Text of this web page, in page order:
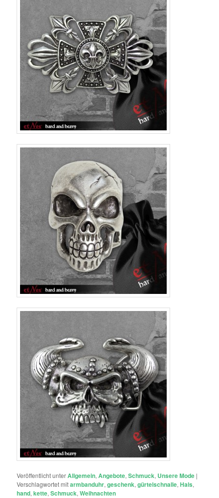
Veröffentlicht unterAllgemein,Angebote,Schmuck, Unsere Mode |
Verschlagwortet mitarmbanduhr,geschenk,gürtelschnalle,Hals,
hand,kette,Schmuck,Weihnachten